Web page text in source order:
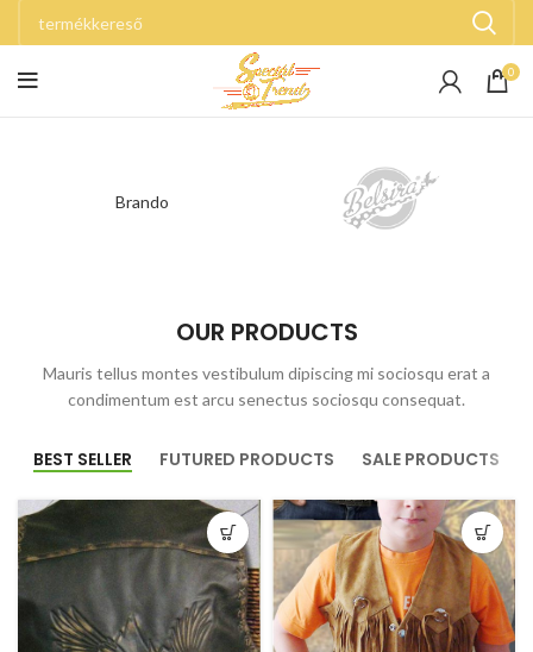
0
Brando
OUR PRODUCTS
Mauris tellus montes vestibulum dipiscing mi sociosqu erat a
condimentum est arcu senectus sociosqu consequat.
BEST SELLER FUTURED PRODUCTS SALE PRODUCTS